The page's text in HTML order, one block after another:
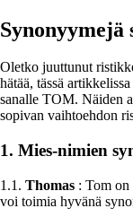
Synonyymejä
Oletko juuttunut
hätää, tässä
sanalle TOM. Näiden
sopivan vaihtoehdon
1. Mies-nimien
1.1. Thomas : Tom on
voi toimia hyvänä